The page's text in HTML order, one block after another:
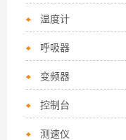
温度计
呼吸器
变频器
控制台
测速仪